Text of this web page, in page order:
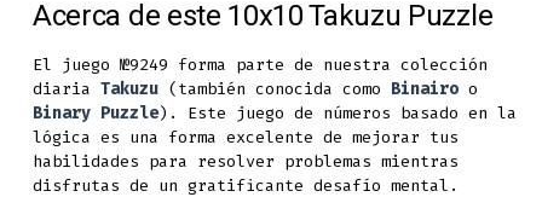
Acerca de este 10x10 Takuzu Puzzle
El juego №9249 forma parte de nuestra colección
diariaTakuzu (también conocida como Binairo o
Binary Puzzle). Este juego de números basado en la
lógica es una forma excelente de mejorar tus
habilidades para resolver problemas mientras
disfrutas de un gratificante desafío mental.